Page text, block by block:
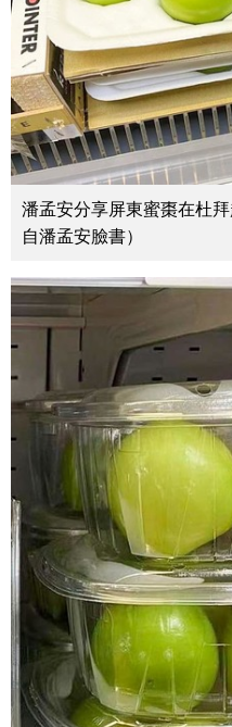
潘孟安分享屏東蜜棗在杜
自潘孟安臉書）